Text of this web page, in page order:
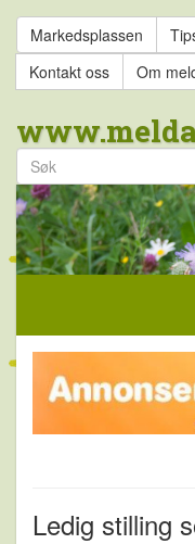
Markedsplassen
Kontakt oss
Om
Ledig stilling